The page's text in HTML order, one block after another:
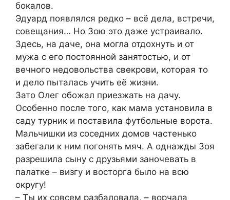
бокалов.
Эдуард появлялся редко – всё дела, встречи,
совещания… Но Зою это даже устраивало.
Здесь, на даче, она могла отдохнуть и от
мужа с его постоянной занятостью, и от
вечного недовольства свекрови, которая то
и дело пыталась учить её жизни.
Зато Олег обожал приезжать на дачу.
Особенно после того, как мама установила в
саду турник и поставила футбольные ворота.
Мальчишки из соседних домов частенько
забегали к ним погонять мяч. А однажды Зоя
разрешила сыну с друзьями заночевать в
палатке – визгу и восторга было на всю
округу!
– Ты их совсем разбаловала, – ворчала